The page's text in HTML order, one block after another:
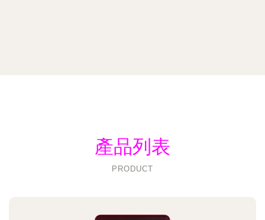
產品列表
PRODUCT